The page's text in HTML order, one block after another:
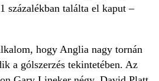
százalékban találta el kaput –
hogy Anglia nagy tornán
a gólszerzés tekintetében. Az